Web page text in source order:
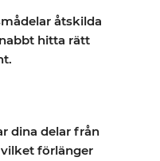
åtskilda
hitta rätt
dina delar från
förlänger